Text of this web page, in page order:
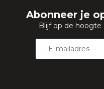
Abonneer je
Blijf op de hoogte